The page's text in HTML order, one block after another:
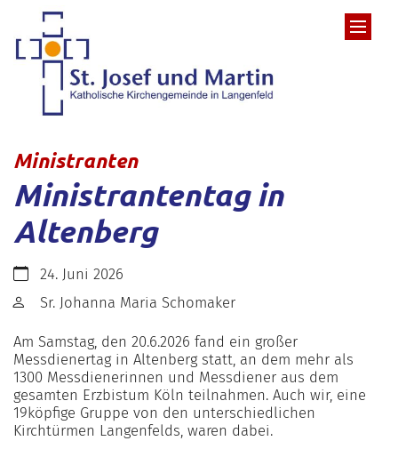
Zum Inhalt springen
Ministranten:
Ministrantentag in
Altenberg
Datum:24. Juni 2026
Von:Sr. Johanna Maria Schomaker
Am Samstag, den 20.6.2026 fand ein großer
Messdienertag in Altenberg statt, an dem mehr als
1300 Messdienerinnen und Messdiener aus dem
gesamten Erzbistum Köln teilnahmen. Auch wir, eine
19köpfige Gruppe von den unterschiedlichen
Kirchtürmen Langenfelds, waren dabei.